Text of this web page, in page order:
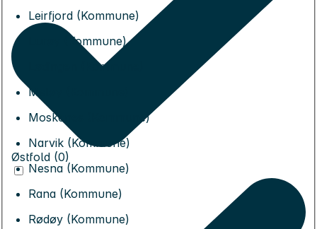
Leirfjord (Kommune)
Lurøy (Kommune)
Lødingen (Kommune)
Meløy (Kommune)
Moskenes (Kommune)
Narvik (Kommune)
Nesna (Kommune)
Rana (Kommune)
Rødøy (Kommune)
Østfold (0)